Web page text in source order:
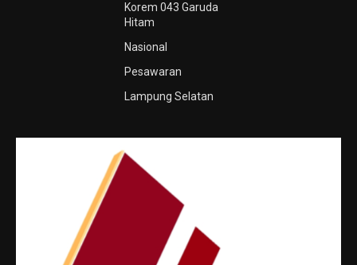
Korem 043 Garuda
Hitam
Nasional
Pesawaran
Lampung Selatan